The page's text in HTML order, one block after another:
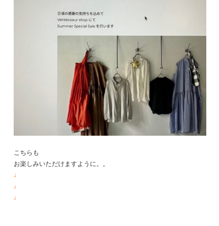
こちらも
お楽しみいただけますように。。
♩
♩
♩